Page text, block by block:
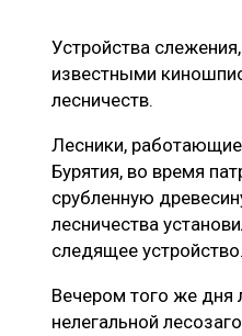
ЛОГИСТИКА
ЭКСПЕРТНОЕ
Устройства
известными
лесничеств.
Лесники,
Бурятия, во время
срубленную
лесничества
следящее устройство.
Вечером того же дня
нелегальной